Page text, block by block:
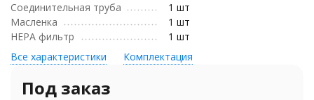
Соединительная труба
1 шт
Масленка
1 шт
HEPA фильтр
1 шт
Все характеристики
Комплектация
Под заказ